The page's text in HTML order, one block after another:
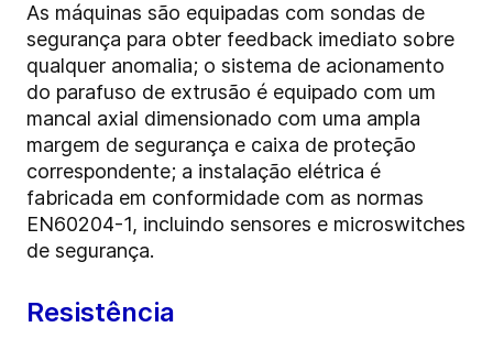
As máquinas são equipadas com sondas de
segurança para obter feedback imediato sobre
qualquer anomalia; o sistema de acionamento
do parafuso de extrusão é equipado com um
mancal axial dimensionado com uma ampla
margem de segurança e caixa de proteção
correspondente; a instalação elétrica é
fabricada em conformidade com as normas
EN60204-1, incluindo sensores e microswitches
de segurança.
Resistência